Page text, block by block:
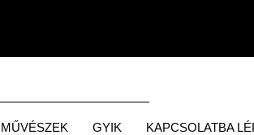
MŰVÉSZEK GYIK KAPCSOLATBA